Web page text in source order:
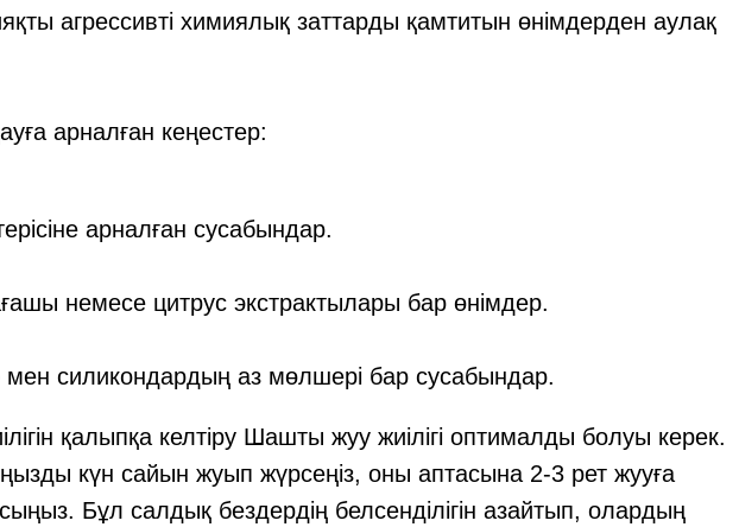
агрессивті химиялық заттарды қамтитын өнімдерден аулақ
арналған кеңестер:
арналған сусабындар.
немесе цитрус экстрактылары бар өнімдер.
силикондардың аз мөлшері бар сусабындар.
қалыпқа келтіру Шашты жуу жиілігі оптималды болуы керек.
күн сайын жуып жүрсеңіз, оны аптасына 2-3 рет жууға
Бұл салдық бездердің белсенділігін азайтып, олардың